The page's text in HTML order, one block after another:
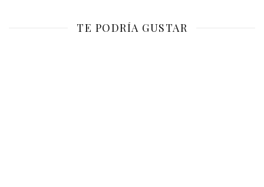
TE PODRÍA GUSTAR